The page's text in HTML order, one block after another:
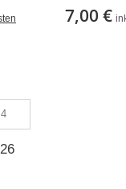
7,00 €